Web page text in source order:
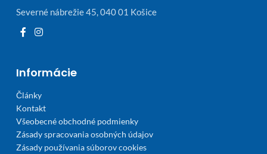
Severné nábrežie 45, 040 01 Košice
Informácie
Články
Kontakt
Všeobecné obchodné podmienky
Zásady spracovania osobných údajov
Zásady používania súborov cookies